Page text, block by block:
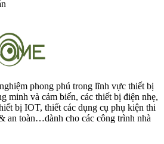
phong phú trong lĩnh vực thiết bị
minh và cảm biến, các thiết bị điện nhẹ,
bị IOT, thiết các dụng cụ phụ kiện thi
an toàn…dành cho các công trình nhà